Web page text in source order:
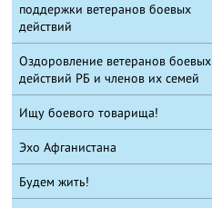
поддержки ветеранов боевых
действий
Оздоровление ветеранов боевых
действий РБ и членов их семей
Ищу боевого товарища!
Эхо Афганистана
Будем жить!